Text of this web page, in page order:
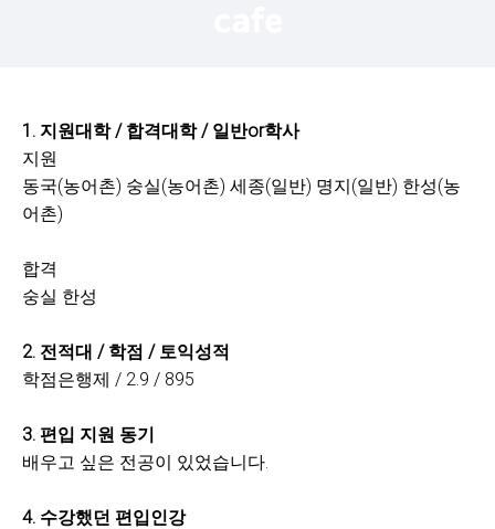
1. 지원대학 / 합격대학 / 일반or학사
지원
동국(농어촌) 숭실(농어촌) 세종(일반) 명지(일반) 한성(농
어촌)
합격
숭실 한성
2. 전적대 / 학점 / 토익성적
학점은행제 / 2.9 / 895
3. 편입 지원 동기
배우고 싶은 전공이 있었습니다.
4. 수강했던 편입인강